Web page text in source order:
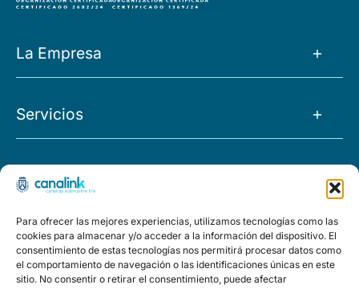
Para ofrecer las mejores experiencias, utilizamos tecnologías como las
cookies para almacenar y/o acceder a la información del dispositivo. El
consentimiento de estas tecnologías nos permitirá procesar datos como
el comportamiento de navegación o las identificaciones únicas en este
sitio. No consentir o retirar el consentimiento, puede afectar
La Empresa
Empleo
FAQs
Servicios
O&M
Capacidad
Housing
Proyectos
Morocco
El Hierro
Ring
Políticas
Aviso legalPolítica de privacidadPolítica de calidad y